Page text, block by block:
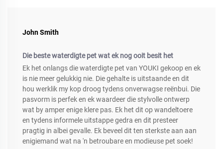
John Smith
Die beste waterdigte pet wat ek nog ooit besit het
Ek het onlangs die waterdigte pet van YOUKI gekoop en ek
is nie meer gelukkig nie. Die gehalte is uitstaande en dit
hou werklik my kop droog tydens onverwagse reënbui. Die
pasvorm is perfek en ek waardeer die stylvolle ontwerp
wat by amper enige klere pas. Ek het dit op wandeltoere
en tydens informele uitstappe gedra en dit presteer
pragtig in albei gevalle. Ek beveel dit ten sterkste aan aan
enigiemand wat na 'n betroubare en modieuse pet soek!